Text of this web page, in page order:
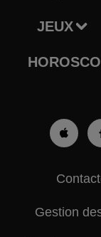
JEUX
Gestion